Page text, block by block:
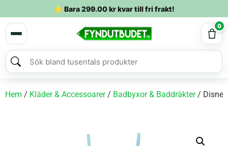
⭐ Bara299.00krkvar till fri frakt!
0
Hem / Kläder & Accessoarer/ Badbyxor & Baddräkter/ Disney